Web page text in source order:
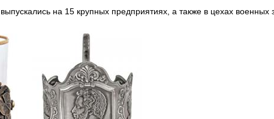
на 15 крупных предприятиях, а также в цехах военных